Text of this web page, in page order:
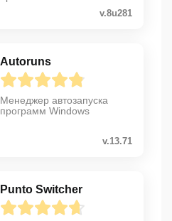
v.8u281
Autoruns
Менеджер автозапуска
программ Windows
v.13.71
Punto Switcher